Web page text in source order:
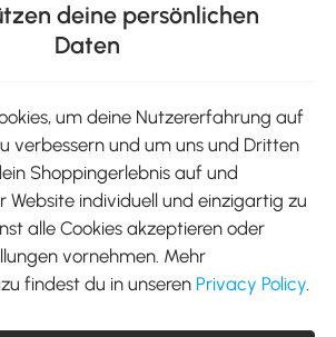
Google Play
deine persönlichen
Daten
um deine Nutzererfahrung auf
verbessern und um uns und Dritten
Shoppingerlebnis auf und
Website individuell und einzigartig zu
alle Cookies akzeptieren oder
vornehmen. Mehr
findest du in unseren Privacy Policy.